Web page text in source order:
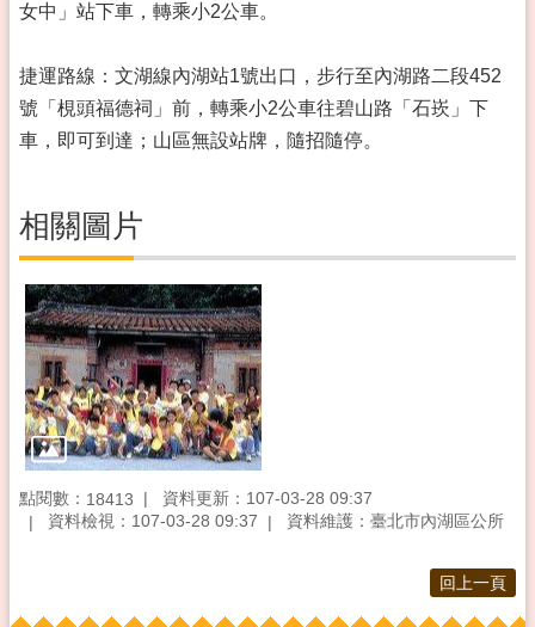
女中」站下車，轉乘小2公車。
捷運路線：文湖線內湖站1號出口，步行至內湖路二段452
號「梘頭福德祠」前，轉乘小2公車往碧山路「石崁」下
車，即可到達；山區無設站牌，隨招隨停。
相關圖片
點閱數： 18413
資料更新：107-03-28 09:37
資料檢視：107-03-28 09:37
資料維護：臺北市內湖區公所
回上一頁